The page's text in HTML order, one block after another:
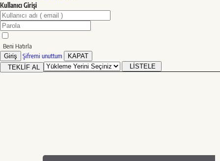
Kullanıcı Girişi
Beni Hatırla
Giriş Şifremi unuttum
KAPAT
TEKLİF AL
LİSTELE